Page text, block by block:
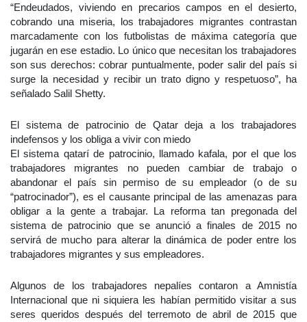
“Endeudados, viviendo en precarios campos en el desierto,
cobrando una miseria, los trabajadores migrantes contrastan
marcadamente con los futbolistas de máxima categoría que
jugarán en ese estadio. Lo único que necesitan los trabajadores
son sus derechos: cobrar puntualmente, poder salir del país si
surge la necesidad y recibir un trato digno y respetuoso”, ha
señalado Salil Shetty.
El sistema de patrocinio de Qatar deja a los trabajadores
indefensos y los obliga a vivir con miedo
El sistema qatarí de patrocinio, llamado kafala, por el que los
trabajadores migrantes no pueden cambiar de trabajo o
abandonar el país sin permiso de su empleador (o de su
“patrocinador”), es el causante principal de las amenazas para
obligar a la gente a trabajar. La reforma tan pregonada del
sistema de patrocinio que se anunció a finales de 2015 no
servirá de mucho para alterar la dinámica de poder entre los
trabajadores migrantes y sus empleadores.
Algunos de los trabajadores nepalíes contaron a Amnistía
Internacional que ni siquiera les habían permitido visitar a sus
seres queridos después del terremoto de abril de 2015 que